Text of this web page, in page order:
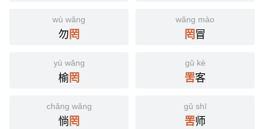
wù wǎng
勿罔
wǎng mào
罔冒
yú wǎng
榆罔
gǔ kè
罟客
chǎng wǎng
惝罔
gǔ shī
罟师